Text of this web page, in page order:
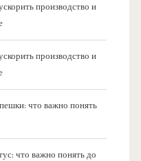
производство и
производство и
что важно понять
что важно понять до